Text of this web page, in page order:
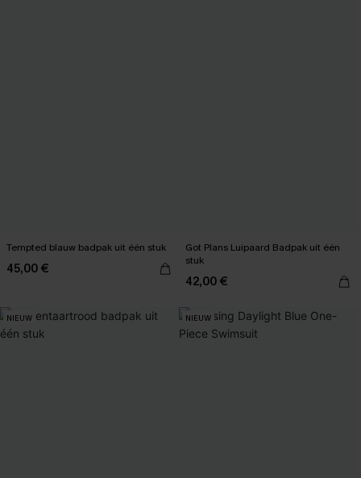
Tempted blauw badpak uit één stuk
45,00 €
Got Plans Luipaard Badpak uit één
stuk
42,00 €
NIEUW NIEUW